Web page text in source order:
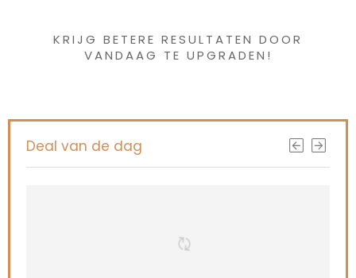
KRIJG BETERE RESULTATEN DOOR
VANDAAG TE UPGRADEN!
Deal van de dag